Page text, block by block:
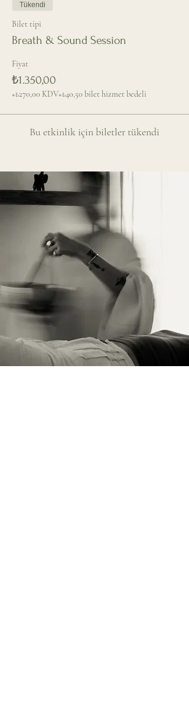
Tükendi
Bilet tipi
Breath & Sound Session
Fiyat
₺1.350,00
+₺270,00 KDV+₺40,50 bilet hizmet bedeli
Bu etkinlik için biletler tükendi